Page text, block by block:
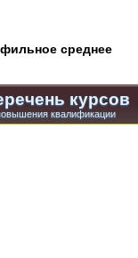
среднее
курсов